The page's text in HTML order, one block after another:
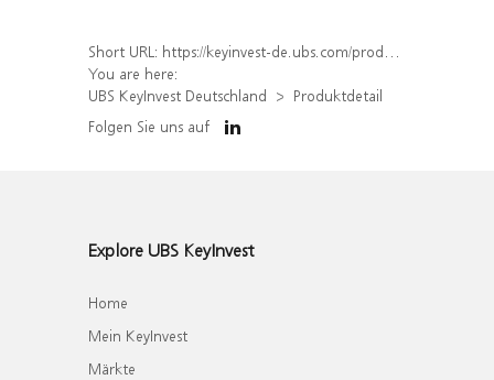
Short URL: https://keyinvest-de.ubs.com/produkt/detail/index/isin/DE000WA5JAQ7
You are here:
UBS KeyInvest Deutschland
Produktdetail
Folgen Sie uns auf
Explore UBS KeyInvest
Home
Mein KeyInvest
Märkte